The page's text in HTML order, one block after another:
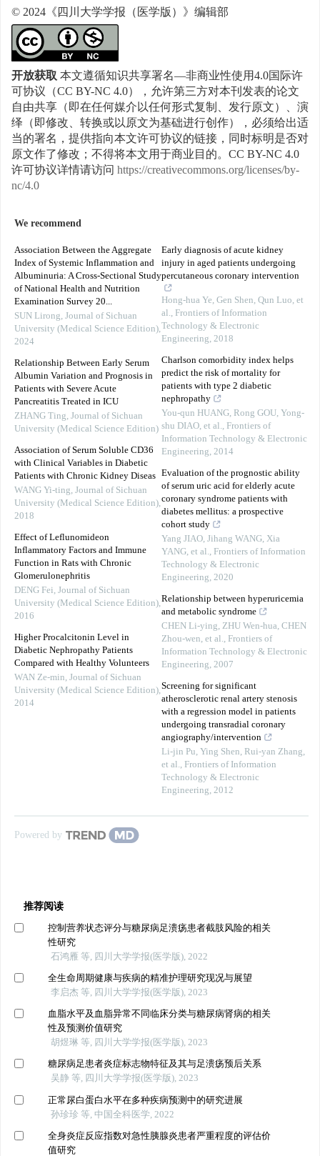
© 2024《四川大学学报（医学版）》编辑部
开放获取本文遵循知识共享署名—非商业性使用4.0国际许
可协议（CC BY-NC 4.0），允许第三方对本刊发表的论文
自由共享（即在任何媒介以任何形式复制、发行原文）、演
绎（即修改、转换或以原文为基础进行创作），必须给出适
当的署名，提供指向本文许可协议的链接，同时标明是否对
原文作了修改；不得将本文用于商业目的。CC BY-NC 4.0
许可协议详情请访问 https://creativecommons.org/licenses/by-
nc/4.0
We recommend
Association Between the Aggregate
Index of Systemic Inflammation and
Albuminuria: A Cross-Sectional Study
of National Health and Nutrition
Examination Survey 20...
SUN Lirong, Journal of Sichuan
University (Medical Science Edition),
2024
Relationship Between Early Serum
Albumin Variation and Prognosis in
Patients with Severe Acute
Pancreatitis Treated in ICU
ZHANG Ting, Journal of Sichuan
University (Medical Science Edition)
Association of Serum Soluble CD36
with Clinical Variables in Diabetic
Patients with Chronic Kidney Diseas
WANG Yi-ting, Journal of Sichuan
University (Medical Science Edition),
2018
Effect of Leflunomideon
Inflammatory Factors and Immune
Function in Rats with Chronic
Glomerulonephritis
DENG Fei, Journal of Sichuan
University (Medical Science Edition),
2016
Higher Procalcitonin Level in
Diabetic Nephropathy Patients
Compared with Healthy Volunteers
WAN Ze-min, Journal of Sichuan
University (Medical Science Edition),
2014
Early diagnosis of acute kidney
injury in aged patients undergoing
percutaneous coronary intervention
Hong-hua Ye, Gen Shen, Qun Luo, et
al., Frontiers of Information
Technology & Electronic
Engineering, 2018
Charlson comorbidity index helps
predict the risk of mortality for
patients with type 2 diabetic
nephropathy
You-qun HUANG, Rong GOU, Yong-
shu DIAO, et al., Frontiers of
Information Technology & Electronic
Engineering, 2014
Evaluation of the prognostic ability
of serum uric acid for elderly acute
coronary syndrome patients with
diabetes mellitus: a prospective
cohort study
Yang JIAO, Jihang WANG, Xia
YANG, et al., Frontiers of Information
Technology & Electronic
Engineering, 2020
Relationship between hyperuricemia
and metabolic syndrome
CHEN Li-ying, ZHU Wen-hua, CHEN
Zhou-wen, et al., Frontiers of
Information Technology & Electronic
Engineering, 2007
Screening for significant
atherosclerotic renal artery stenosis
with a regression model in patients
undergoing transradial coronary
angiography/intervention
Li-jin Pu, Ying Shen, Rui-yan Zhang,
et al., Frontiers of Information
Technology & Electronic
Engineering, 2012
Powered by
推荐阅读
控制营养状态评分与糖尿病足溃疡患者截肢风险的相关
性研究
石鸿雁 等, 四川大学学报(医学版), 2022
全生命周期健康与疾病的精准护理研究现况与展望
李启杰 等, 四川大学学报(医学版), 2023
血脂水平及血脂异常不同临床分类与糖尿病肾病的相关
性及预测价值研究
胡煜琳 等, 四川大学学报(医学版), 2023
糖尿病足患者炎症标志物特征及其与足溃疡预后关系
吴静 等, 四川大学学报(医学版), 2023
正常尿白蛋白水平在多种疾病预测中的研究进展
孙珍珍 等, 中国全科医学, 2022
全身炎症反应指数对急性胰腺炎患者严重程度的评估价
值研究